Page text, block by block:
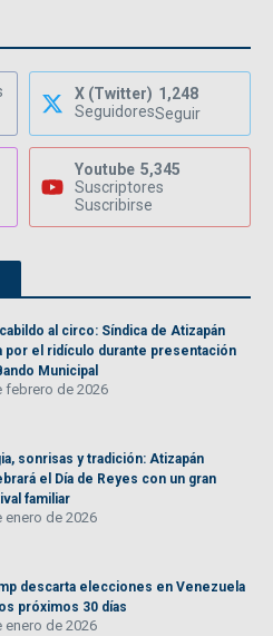
X (Twitter) 1,248
SeguidoresSeguir
Youtube 5,345
Suscriptores
Suscribirse
al circo: Síndica de Atizapán
por el ridículo durante presentación
Municipal
febrero de 2026
sonrisas y tradición: Atizapán
el Día de Reyes con un gran
familiar
enero de 2026
descarta elecciones en Venezuela
próximos 30 días
enero de 2026